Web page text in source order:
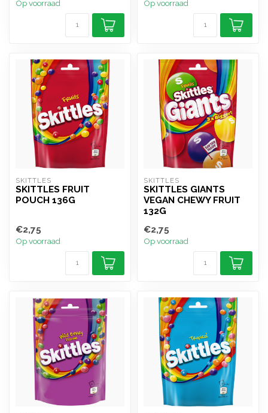
Op voorraad Op voorraad
SKITTLES
SKITTLES FRUIT
POUCH 136G
€2,75
Op voorraad
SKITTLES
SKITTLES GIANTS
VEGAN CHEWY FRUIT
132G
€2,75
Op voorraad